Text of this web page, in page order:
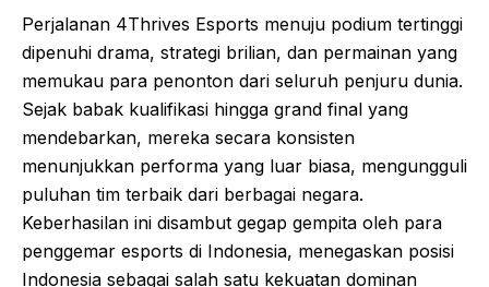
Perjalanan 4Thrives Esports menuju podium tertinggi
dipenuhi drama, strategi brilian, dan permainan yang
memukau para penonton dari seluruh penjuru dunia.
Sejak babak kualifikasi hingga grand final yang
mendebarkan, mereka secara konsisten
menunjukkan performa yang luar biasa, mengungguli
puluhan tim terbaik dari berbagai negara.
Keberhasilan ini disambut gegap gempita oleh para
penggemar esports di Indonesia, menegaskan posisi
Indonesia sebagai salah satu kekuatan dominan